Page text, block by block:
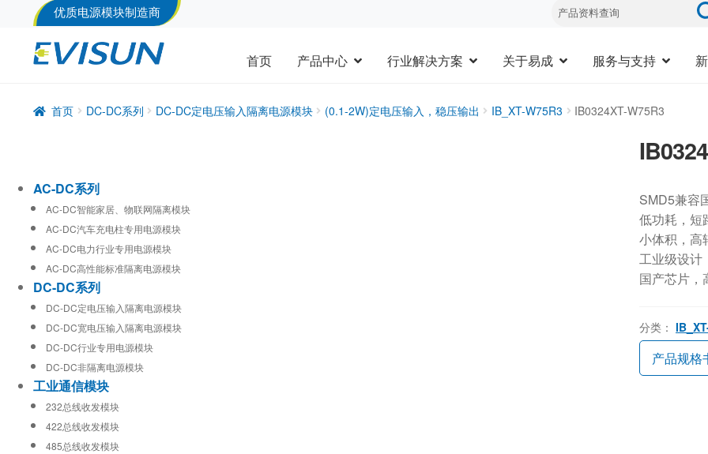
优质电源模块制造商
首页 产品中心 行业解决方案 关于易成 服务与支持
首页 DC-DC系列 DC-DC定电压输入隔离电源模块 (0.1-2W)定电压输入，稳压输出 IB_XT-W75R3 IB0324XT-W75R3
SMD5兼容
低功耗，短
小体积，高
工业级设计
国产芯片，
分类：
产品规格
AC-DC系列
AC-DC智能家居、物联网隔离模块
AC-DC汽车充电柱专用电源模块
AC-DC电力行业专用电源模块
AC-DC高性能标准隔离电源模块
DC-DC系列
DC-DC定电压输入隔离电源模块
DC-DC宽电压输入隔离电源模块
DC-DC行业专用电源模块
DC-DC非隔离电源模块
工业通信模块
232总线收发模块
422总线收发模块
485总线收发模块